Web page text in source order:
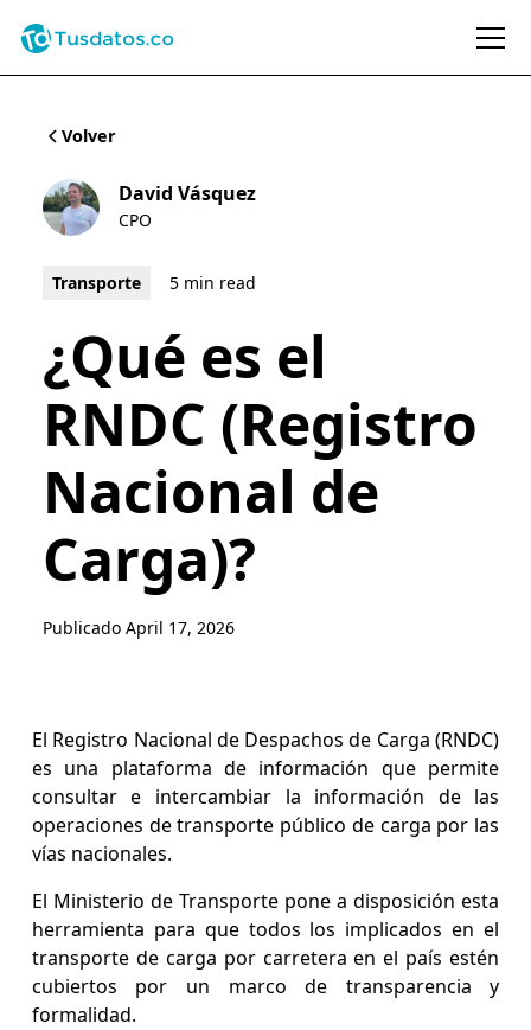
Volver
David Vásquez
CPO
Transporte 5 min read
¿Qué es el
RNDC (Registro
Nacional de
Carga)?
Publicado April 17, 2026
El Registro Nacional de Despachos de Carga (RNDC)
es una plataforma de información que permite
consultar e intercambiar la información de las
operaciones de transporte público de carga por las
vías nacionales.
El Ministerio de Transporte pone a disposición esta
herramienta para que todos los implicados en el
transporte de carga por carretera en el país estén
cubiertos por un marco de transparencia y
formalidad.